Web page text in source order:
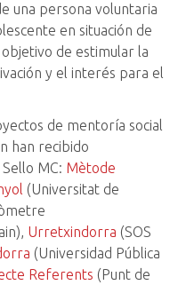
una persona voluntaria
en situación de
de estimular la
y el interés para el
de mentoría social
han recibido
MC: Mètode
(Universitat de
Urretxindorra (SOS
(Universidad Pública
Referents (Punt de